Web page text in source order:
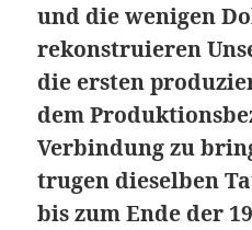
und die wenigen
rekonstruieren
die ersten
dem
Verbindung zu
trugen dieselben
bis zum Ende der